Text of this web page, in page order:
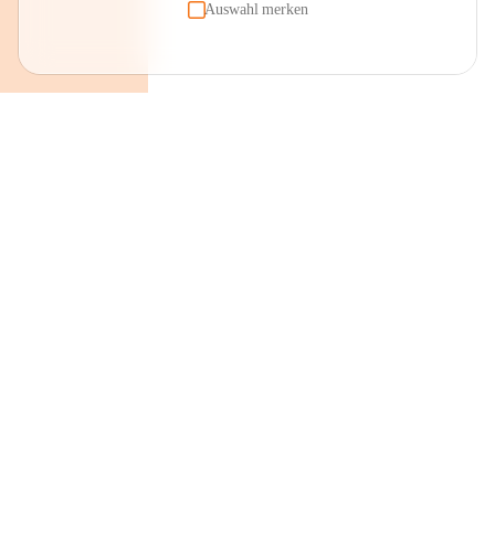
Auswahl merken